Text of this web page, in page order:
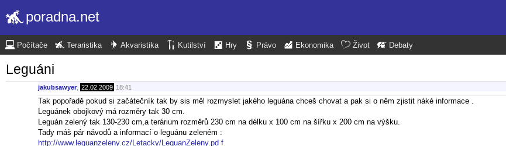
poradna.net
Počítače Teraristika Akvaristika Kutilství Hry Právo Ekonomika Život Debaty
Leguáni
jakubsawyer 22.02.2009 18:41
Tak popořadě pokud si začátečník tak by sis měl rozmyslet jakého leguána chceš chovat a pak si o něm zjistit náké informace .
Leguánek obojkový má rozměry tak 30 cm.
Leguán zelený tak 130-230 cm,a terárium rozměrů 230 cm na délku x 100 cm na šířku x 200 cm na výšku.
Tady máš pár návodů a informací o leguánu zeleném :
http://www.leguanzeleny.cz/Letacky/LeguanZeleny.pd f